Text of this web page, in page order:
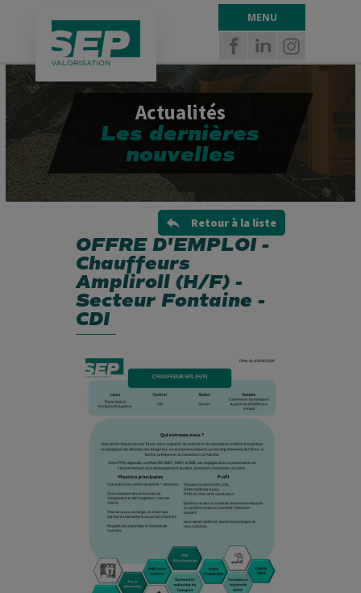
MENU
Actualités
Les dernières
nouvelles
Retour à la liste
OFFRE D'EMPLOI -
Chauffeurs
Ampliroll (H/F) -
Secteur Fontaine -
CDI